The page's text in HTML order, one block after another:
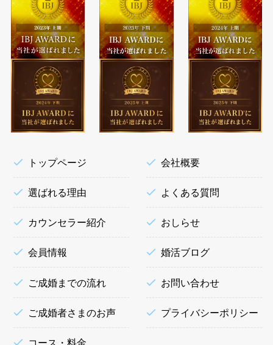
トップページ
選ばれる理由
カウンセラー紹介
会員情報
ご成婚までの流れ
ご成婚者さまのお声
コース・料金
会社概要
よくある質問
おしらせ
婚活ブログ
お問い合わせ
プライバシーポリシー